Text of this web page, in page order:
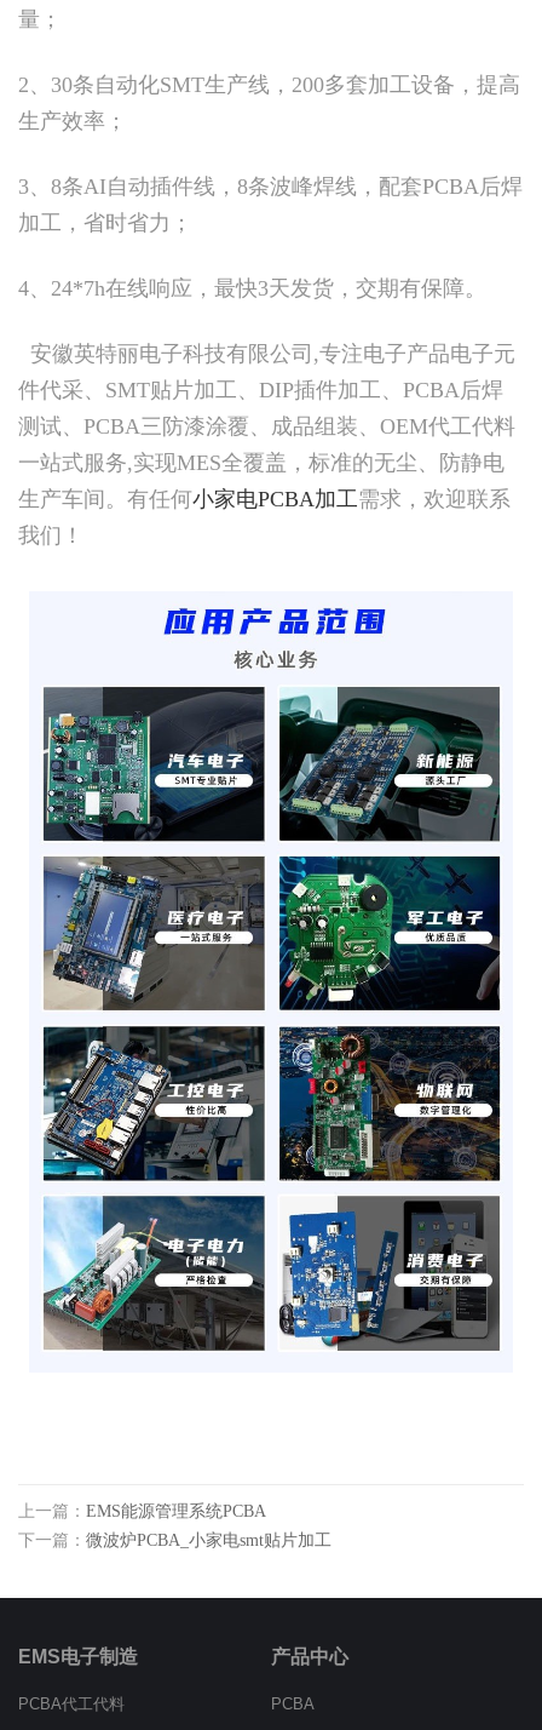
量；
2、30条自动化SMT生产线，200多套加工设备，提高
生产效率；
3、8条AI自动插件线，8条波峰焊线，配套PCBA后焊
加工，省时省力；
4、24*7h在线响应，最快3天发货，交期有保障。
安徽英特丽电子科技有限公司,专注电子产品电子元
件代采、SMT贴片加工、DIP插件加工、PCBA后焊
测试、PCBA三防漆涂覆、成品组装、OEM代工代料
一站式服务,实现MES全覆盖，标准的无尘、防静电
生产车间。有任何小家电PCBA加工需求，欢迎联系
我们！
上一篇： EMS能源管理系统PCBA
下一篇： 微波炉PCBA_小家电smt贴片加工
EMS电子制造
PCBA代工代料
产品中心
PCBA